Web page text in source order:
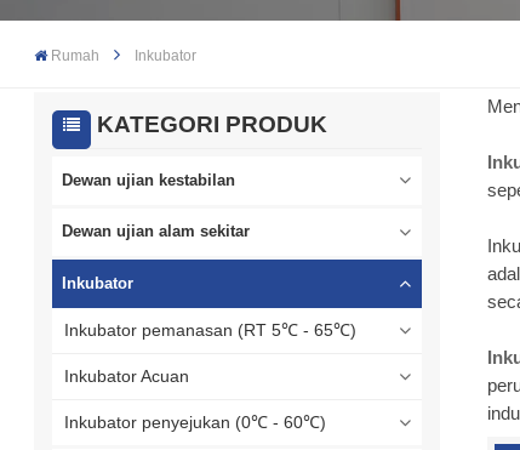
Rumah Inkubator
KATEGORI PRODUK
Dewan ujian kestabilan
Dewan ujian alam sekitar
Inkubator
Inkubator pemanasan (RT 5℃ - 65℃)
Inkubator Acuan
Inkubator penyejukan (0℃ - 60℃)